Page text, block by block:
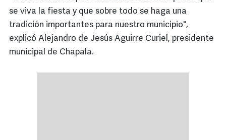
se viva la fiesta y que sobre todo se haga una
tradición importantes para nuestro municipio",
explicó Alejandro de Jesús Aguirre Curiel, presidente
municipal de Chapala.